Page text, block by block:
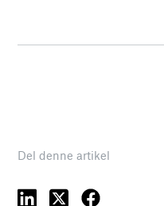
Del denne artikel